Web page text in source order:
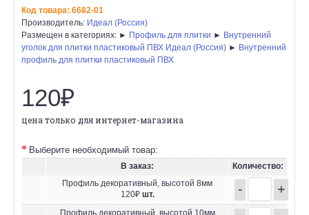
Код товара: 6682-01
Производитель: Идеал (Россия)
Размещен в категориях: ► Профиль для плитки ► Внутренний
уголок для плитки пластиковый ПВХ Идеал (Россия) ► Внутренний
профиль для плитки пластиковый ПВХ
120₽
цена только для интернет-магазина
Выберите необходимый товар:
В заказ:
Количество:
Профиль декоративный, высотой 8мм
120₽ шт. - +
Профиль декоративный, высотой 10мм